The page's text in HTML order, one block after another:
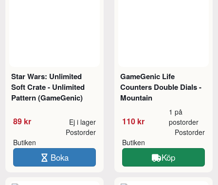
Star Wars: Unlimited
Soft Crate - Unlimited
Pattern (GameGenic)
89 kr Ej i lager
Butiken
Postorder
Boka
GameGenic Life
Counters Double Dials -
Mountain
110 kr
1 på
postorder
Butiken
Postorder
Köp